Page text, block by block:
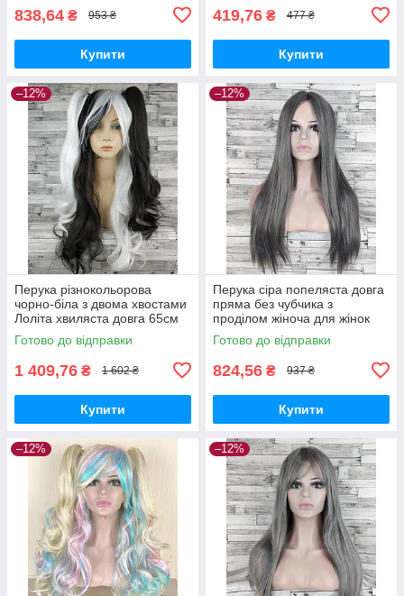
838,64 ₴ 953 ₴
Купити
419,76 ₴ 477 ₴
Купити
–12%
Перука різнокольорова
чорно-біла з двома хвостами
Лоліта хвиляста довга 65см
жіноча штучна з довгим
чубчиком
Готово до відправки
1 409,76 ₴ 1 602 ₴
Купити
–12%
Перука сіра попеляста довга
пряма без чубчика з
проділом жіноча для жінок
70см зі штучного волосся
Готово до відправки
824,56 ₴ 937 ₴
Купити
–12% –12%